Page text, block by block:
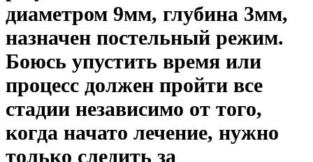
диаметром 9мм, глубина 3мм,
назначен постельный режим.
Боюсь упустить время или
процесс должен пройти все
стадии независимо от того,
когда начато лечение, нужно
только следить за